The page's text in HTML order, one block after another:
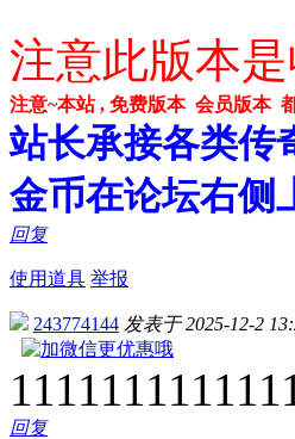
注意此版本
注意~本站 , 免费版本 会员版本
站长承接各类传
金币在论坛右侧
回复
使用道具 举报
243774144 发表于 2025-12-2
回复